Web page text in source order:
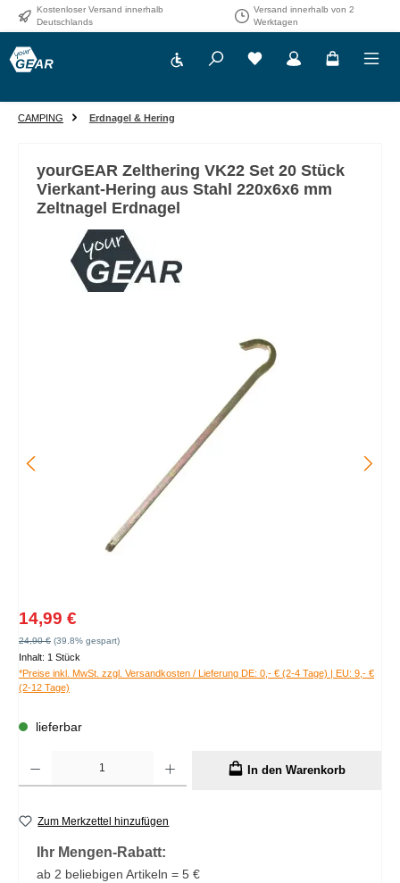
Zum Hauptinhalt springen
Kostenloser Versand innerhalb
Deutschlands
Versand innerhalb von 2
Werktagen
Werkzeugleiste anzeigen
CAMPING Erdnagel & Hering
yourGEAR Zelthering VK22 Set 20 Stück
Vierkant-Hering aus Stahl 220x6x6 mm
Zeltnagel Erdnagel
Verkaufspreis:
14,99 €
Regulärer Preis:
24,90 € (39.8% gespart)
Inhalt: 1 Stück
*Preise inkl. MwSt. zzgl. Versandkosten / Lieferung DE: 0,- € (2-4 Tage) | EU: 9,- €
(2-12 Tage)
lieferbar
In den Warenkorb
Zum Merkzettel hinzufügen
Ihr Mengen-Rabatt:
ab 2 beliebigen Artikeln = 5 €